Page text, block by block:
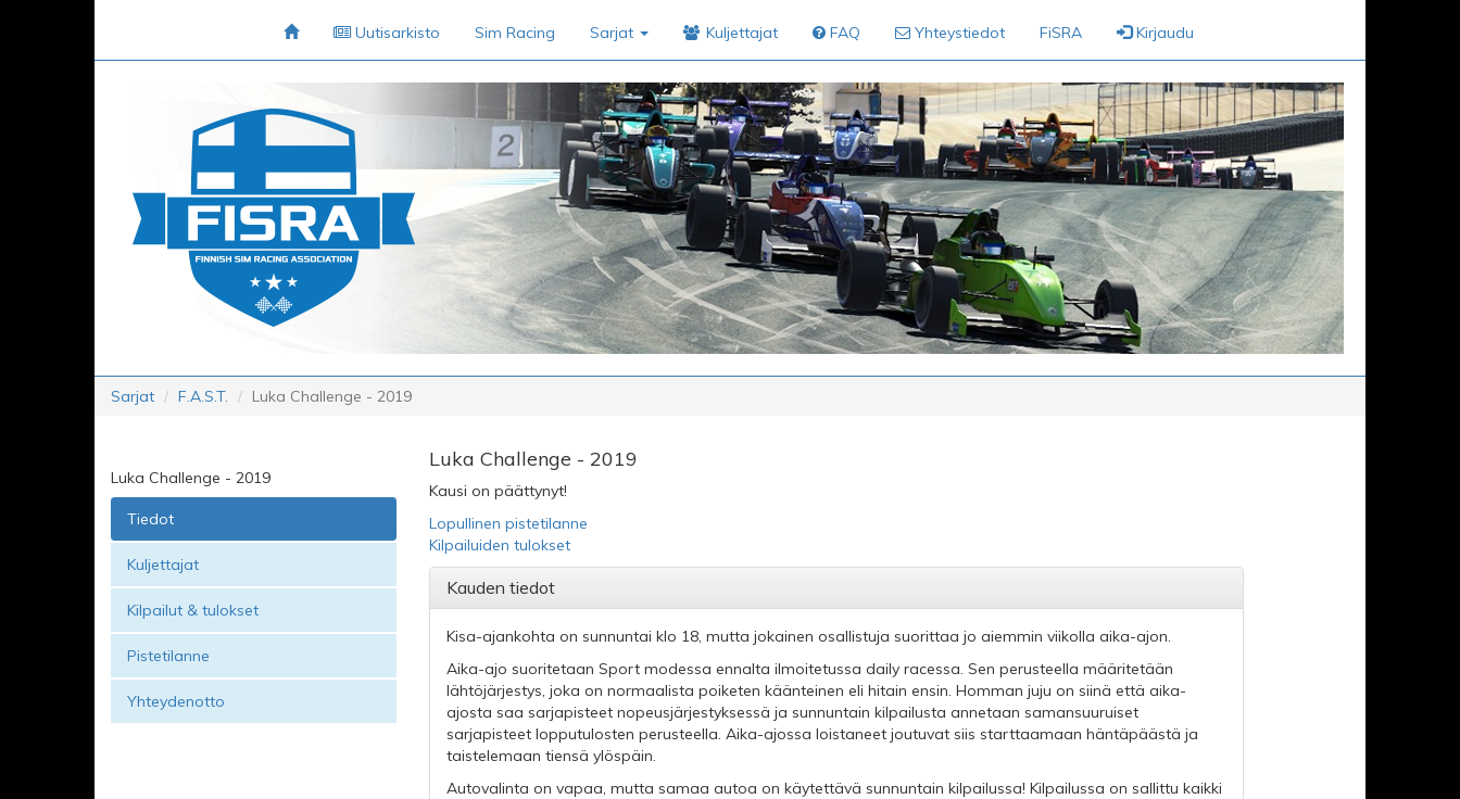
Uutisarkisto Sim Racing Sarjat Kuljettajat FAQ Yhteystiedot FiSRA Kirjaudu
Sarjat F.A.S.T. Luka Challenge - 2019
Luka Challenge - 2019
Tiedot
Kuljettajat
Kilpailut & tulokset
Pistetilanne
Yhteydenotto
Luka Challenge - 2019
Kausi on päättynyt!
Lopullinen pistetilanne
Kilpailuiden tulokset
Kauden tiedot
Kisa-ajankohta on sunnuntai klo 18, mutta jokainen osallistuja suorittaa jo aiemmin viikolla aika-ajon.
Aika-ajo suoritetaan Sport modessa ennalta ilmoitetussa daily racessa. Sen perusteella määritetään
lähtöjärjestys, joka on normaalista poiketen käänteinen eli hitain ensin. Homman juju on siinä että aika-
ajosta saa sarjapisteet nopeusjärjestyksessä ja sunnuntain kilpailusta annetaan samansuuruiset
sarjapisteet lopputulosten perusteella. Aika-ajossa loistaneet joutuvat siis starttaamaan häntäpäästä ja
taistelemaan tiensä ylöspäin.
Autovalinta on vapaa, mutta samaa autoa on käytettävä sunnuntain kilpailussa! Kilpailussa on sallittu kaikki